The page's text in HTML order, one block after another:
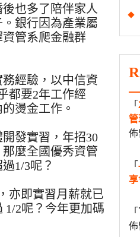
也多了陪伴家人
銀行因為產業屬
管系爬金融群
經驗，以中信資
都要2年工作經
燙金工作。
發實習，年招30
麼全國優秀資管
1/3呢？
亦即實習月薪就已
1/2呢？今年更加碼
「
「
「